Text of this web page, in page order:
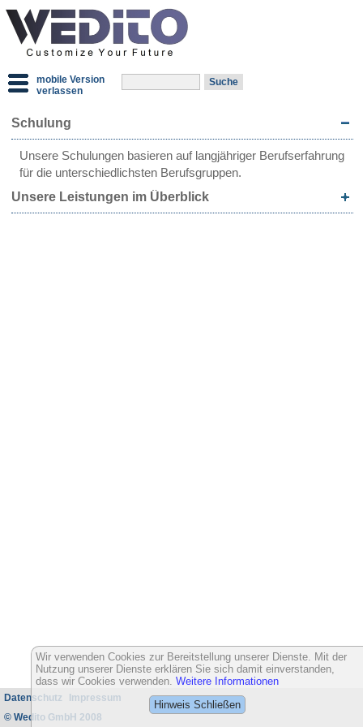
mobile Version
verlassen
Schulung
Unsere Schulungen basieren auf langjähriger Berufserfahrung
für die unterschiedlichsten Berufsgruppen.
Unsere Leistungen im Überblick
Datenschutz
Impressum
© Wedito GmbH 2008
Wir verwenden Cookies zur Bereitstellung unserer Dienste. Mit der
Nutzung unserer Dienste erklären Sie sich damit einverstanden,
dass wir Cookies verwenden. Weitere Informationen
Hinweis Schließen